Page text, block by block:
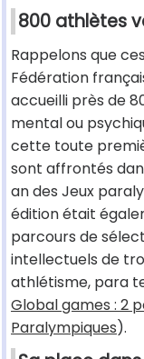
800 athlètes
Rappelons que
Fédération
accueilli près de
mental ou
cette toute
sont affrontés
an des Jeux
édition était
parcours de
intellectuels de
athlétisme, para
Global games : 2
Paralympiques).